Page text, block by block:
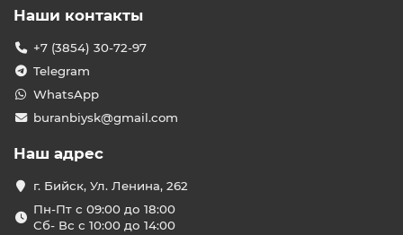
Наши контакты
+7 (3854) 30-72-97
Telegram
WhatsApp
buranbiysk@gmail.com
Наш адрес
г. Бийск, Ул. Ленина, 262
Пн-Пт с 09:00 до 18:00
Сб- Вс с 10:00 до 14:00